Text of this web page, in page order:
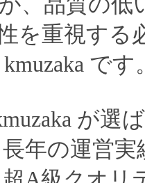
を重視する
です
が選
長年の運営